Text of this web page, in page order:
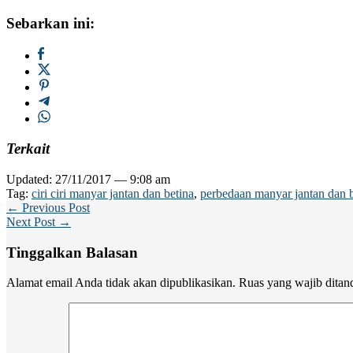
Sebarkan ini:
Terkait
Updated: 27/11/2017 — 9:08 am
Tag: ciri ciri manyar jantan dan betina, perbedaan manyar jantan dan
← Previous Post
Next Post →
Tinggalkan Balasan
Alamat email Anda tidak akan dipublikasikan. Ruas yang wajib